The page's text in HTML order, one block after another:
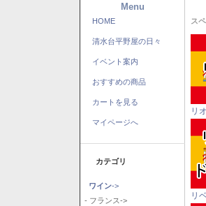
Menu
HOME
清水台平野屋の日々
イベント案内
おすすめの商品
カートを見る
マイページへ
カテゴリ
ワイン->
- フランス->
ス
リ
リ